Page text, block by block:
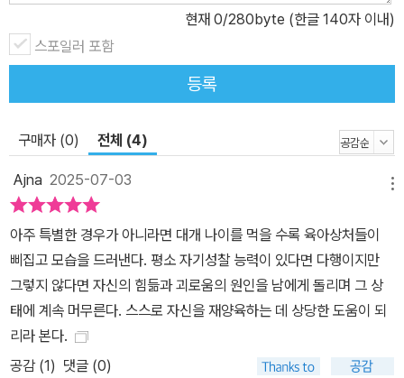
적 역량을 잘 갖춘 아이들은 이후 학업 성취도가 향상된 것은 물론 문
제 행동이 줄어들고, 갈등 상황에서 서로 협력해 문제를 해결하는 능
력이 향상되었다. 최근 10대 우울증 환자와 학교폭력 피해가 급증하
는 추세에 따라, 우리 교육부도 아이들의 정신적 회복과 사회적 관계
회정서 교육 프로그램을 도입하기 시작했다. 지니 킴 박사는 이 책에
내에 최초로 소개한다. 특히 인상적인 부분은 어른조차 어려울 수 있
는 사회성의 기본 역량과 가치들을 아이들의 눈높이에 맞춰 쉽게 설
명하는 점이다. 예컨대, 다음과 같이 자존감은 씨앗에, 갈등은 물감에
비유해 알려주는 식이다. “사람마다 마음속에 아주 작고 특별한 씨앗
이 하나씩 있어. 그 씨앗의 이름은 바로 ‘자존감 씨앗’이야. 그런데 씨
앗이 가만히 있다고 저절로 자랄까? 아니야. 물도 주고, 햇볕도 필요
하고, 때로는 거름도 줘야 하지. 자존감 씨앗도 똑같아. ‘나는 할 수 있
어’ ‘나는 이런 걸 잘해’ 하고 스스로 긍정적인 생각을 할 때 씨앗이 쑥
현재 0/280byte (한글 140자 이내)
스포일러 포함
등록
구매자 (0) 전체 (4)
Ajna 2025-07-03
아주 특별한 경우가 아니라면 대개 나이를 먹을 수록 육아상처들이
삐집고 모습을 드러낸다. 평소 자기성찰 능력이 있다면 다행이지만
그렇지 않다면 자신의 힘듦과 괴로움의 원인을 남에게 돌리며 그 상
태에 계속 머무른다. 스스로 자신을 재양육하는 데 상당한 도움이 되
리라 본다.
공감 (1) 댓글 (0)